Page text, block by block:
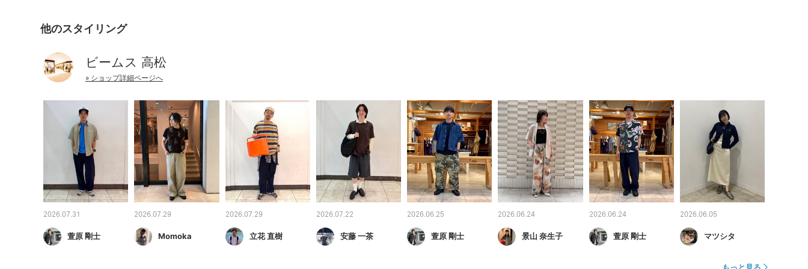
他のスタイリング
ビームス 高松
» ショップ詳細ページへ
2026.07.31
萱原 剛士
2026.07.29
Momoka
2026.07.29
立花 直樹
2026.07.22
安藤 一茶
2026.06.25
萱原 剛士
2026.06.24
景山 奈生子
2026.06.24
萱原 剛士
2026.06.05
マツシタ
もっと見る